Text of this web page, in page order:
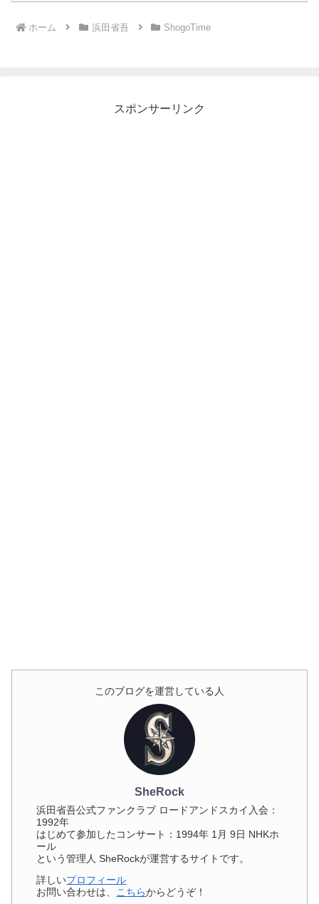
ホーム 浜田省吾 ShogoTime
スポンサーリンク
このブログを運営している人
SheRock
浜田省吾公式ファンクラブ ロードアンドスカイ入会：
1992年
はじめて参加したコンサート：1994年 1月 9日 NHKホ
ール
という管理人 SheRockが運営するサイトです。
詳しいプロフィール
お問い合わせは、 こちらからどうぞ！